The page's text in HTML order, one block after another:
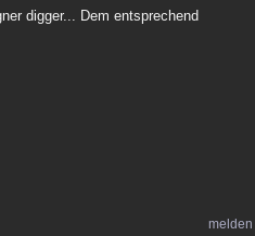
digger... Dem entsprechend
melden